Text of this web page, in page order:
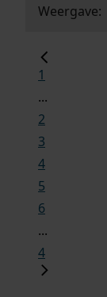
Weergave:
1
...
2
3
4
5
6
...
4